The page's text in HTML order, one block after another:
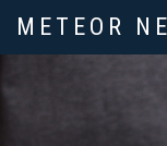
METEOR